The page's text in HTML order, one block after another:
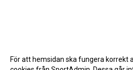
För att hemsidan ska fungera korrekt